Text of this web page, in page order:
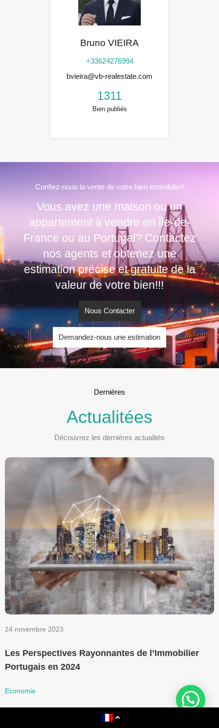
Bruno VIEIRA
+33624276994
bvieira@vb-realestate.com
1311
Bien publiés
Confiez-nous la vente de votre bien immobilier!
Vous avez une maison ou un
appartement à vendre en Île-de-
France ou au Portugal? Contactez
nos agents et obtenez une
estimation précise et gratuite de la
valeur de votre bien!!!
Nous Contacter
Demandez-nous une estimation
Dernières
Actualitées
Découvrez les dernières actualités
24 novembre 2023
Les Perspectives Rayonnantes de l’Immobilier
Portugais en 2024
Economie